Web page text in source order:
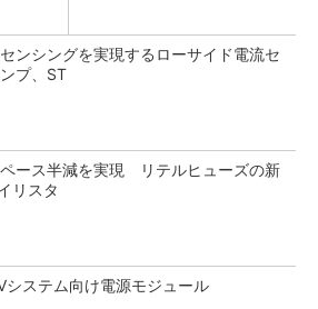
ンシングを実現するローサイド電流セ
プ、ST
ース半減を実現 リテルヒューズの新
リスタ
システム向け電源モジュール